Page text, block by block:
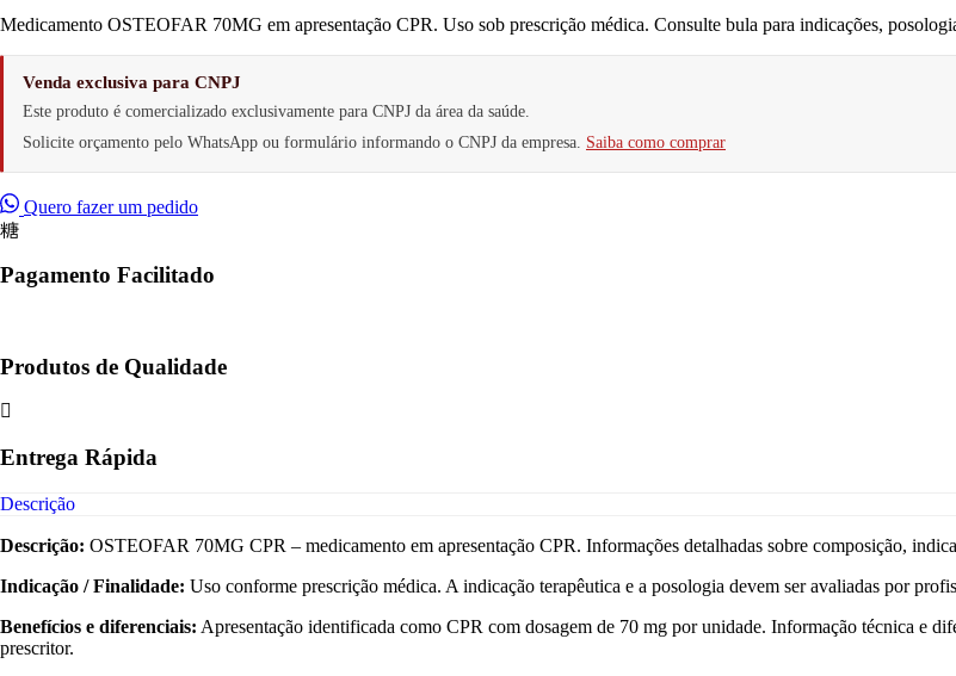
Medicamento OSTEOFAR 70MG em apresentação CPR. Uso sob prescrição médica. Consulte bula para indicações,
Venda exclusiva para CNPJ
Este produto é comercializado exclusivamente para CNPJ da área da saúde.
Solicite orçamento pelo WhatsApp ou formulário informando o CNPJ da empresa. Saiba como comprar
Quero fazer um pedido
Pagamento Facilitado
Produtos de Qualidade
Entrega Rápida
Descrição
Descrição: OSTEOFAR 70MG CPR – medicamento em apresentação CPR. Informações detalhadas sobre composição,
Indicação / Finalidade: Uso conforme prescrição médica. A indicação terapêutica e a posologia devem ser avaliadas por
Benefícios e diferenciais: Apresentação identificada como CPR com dosagem de 70 mg por unidade. Informação técnica e
prescritor.